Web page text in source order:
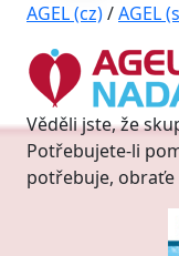
AGEL (cz)/AGEL
Věděli jste, že
Potřebujete-li
potřebuje, obraťe